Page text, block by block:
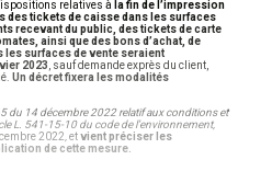
relatives à la fin de l’impression
des tickets de caisse dans les surfaces
recevant du public, des tickets de carte
ainsi que des bons d’achat, de
surfaces de vente seraient
2023, sauf demande exprès du client,
Un décret fixera les modalités
du 14 décembre 2022 relatif aux conditions et
L. 541-15-10 du code de l’environnement,
2022,etvient préciser les
de cette mesure.